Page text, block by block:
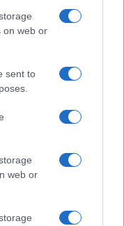
on web or
sent to
web or
Una
dalla Corte
locali e
#PD
PAGINA
SUCCESSIVA
15